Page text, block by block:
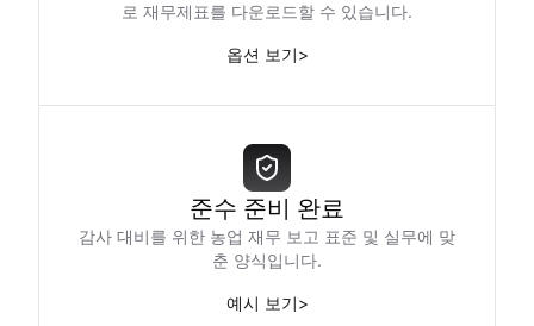
로 재무제표를 다운로드할 수 있습니다.
옵션 보기>
준수 준비 완료
감사 대비를 위한 농업 재무 보고 표준 및 실무에 맞
춘 양식입니다.
예시 보기>